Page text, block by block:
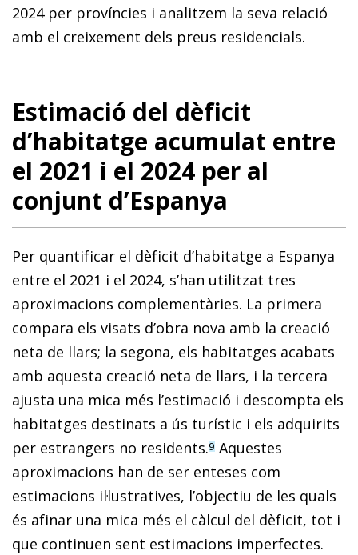
2024 per províncies i analitzem la seva relació
amb el creixement dels preus residencials.
Estimació del dèficit
d’habitatge acumulat entre
el 2021 i el 2024 per al
conjunt d’Espanya
Per quantificar el dèficit d’habitatge a Espanya
entre el 2021 i el 2024, s’han utilitzat tres
aproximacions complementàries. La primera
compara els visats d’obra nova amb la creació
neta de llars; la segona, els habitatges acabats
amb aquesta creació neta de llars, i la tercera
ajusta una mica més l’estimació i descompta els
habitatges destinats a ús turístic i els adquirits
per estrangers no residents.9 Aquestes
aproximacions han de ser enteses com
estimacions il·lustratives, l’objectiu de les quals
és afinar una mica més el càlcul del dèficit, tot i
que continuen sent estimacions imperfectes.